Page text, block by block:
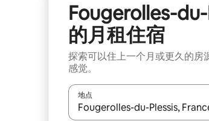
Fougerolles-
的月租住宿
探索可以住上一个月或更久的房
感觉。
地点
如有搜索结果，请使用上下方向